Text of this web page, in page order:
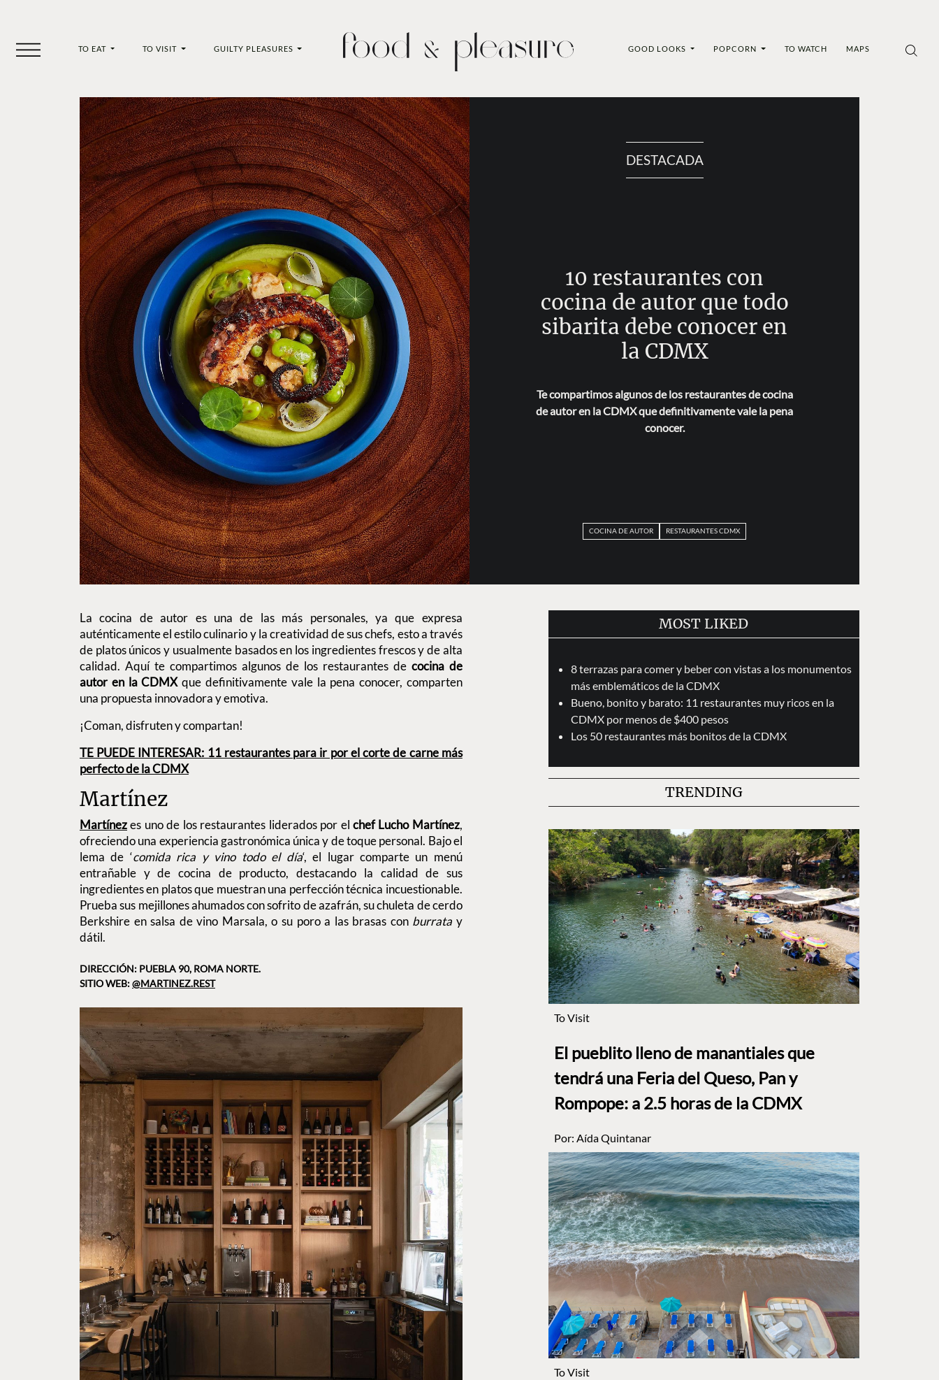
TO EAT TO VISIT GUILTY PLEASURES GOOD LOOKS POPCORN TO WATCH MAPS
DESTACADA
10 restaurantes con
cocina de autor que todo
sibarita debe conocer en
la CDMX
Te compartimos algunos de los restaurantes de cocina
de autor en la CDMX que definitivamente vale la pena
conocer.
COCINA DE AUTOR RESTAURANTES CDMX
La cocina de autor es una de las más personales, ya que expresa
auténticamente el estilo culinario y la creatividad de sus chefs, esto a través
de platos únicos y usualmente basados en los ingredientes frescos y de alta
calidad. Aquí te compartimos algunos de los restaurantes de cocina de
autor en la CDMXque definitivamente vale la pena conocer, comparten
una propuesta innovadora y emotiva.
¡Coman, disfruten y compartan!
TE PUEDE INTERESAR: 11 restaurantes para ir por el corte de carne más
perfecto de la CDMX
Martínez
Martínezes uno de los restaurantes liderados por elchef Lucho Martínez,
ofreciendo una experiencia gastronómica única y de toque personal. Bajo el
lema de ‘comida rica y vino todo el día‘, el lugar comparte un menú
entrañable y de cocina de producto, destacando la calidad de sus
ingredientes en platos que muestran una perfección técnica incuestionable.
Prueba sus mejillones ahumados con sofrito de azafrán, su chuleta de cerdo
Berkshire en salsa de vino Marsala, o su poro a las brasas con burrata y
dátil.
DIRECCIÓN: PUEBLA 90, ROMA NORTE.
SITIO WEB:@MARTINEZ.REST
MOST LIKED
8 terrazas para comer y beber con vistas a los monumentos
más emblemáticos de la CDMX
Bueno, bonito y barato: 11 restaurantes muy ricos en la
CDMX por menos de $400 pesos
Los 50 restaurantes más bonitos de la CDMX
TRENDING
To Visit
El pueblito lleno de manantiales que
tendrá una Feria del Queso, Pan y
Rompope: a 2.5 horas de la CDMX
Por: Aída Quintanar
To Visit